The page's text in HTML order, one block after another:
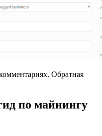
Обратная
по майнингу